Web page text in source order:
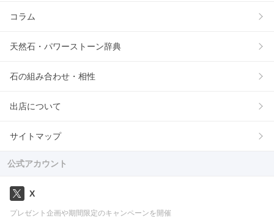
コラム
天然石・パワーストーン辞典
石の組み合わせ・相性
出店について
サイトマップ
公式アカウント
X
プレゼント企画や期間限定のキャンペーンを開催